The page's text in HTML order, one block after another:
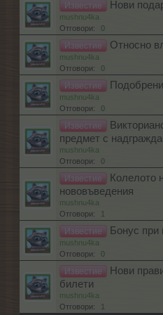
Известие Нови
mushnu4ka
Отговори:
0
Известие Относно
mushnu4ka
Отговори:
0
Известие
mushnu4ka
Отговори:
0
Известие
предмет с
mushnu4ka
Отговори:
0
Известие
Колелото
нововъведения
mushnu4ka
Отговори:
1
Известие Бонус при
mushnu4ka
Отговори:
0
Известие
Нови
билети
mushnu4ka
Отговори:
1